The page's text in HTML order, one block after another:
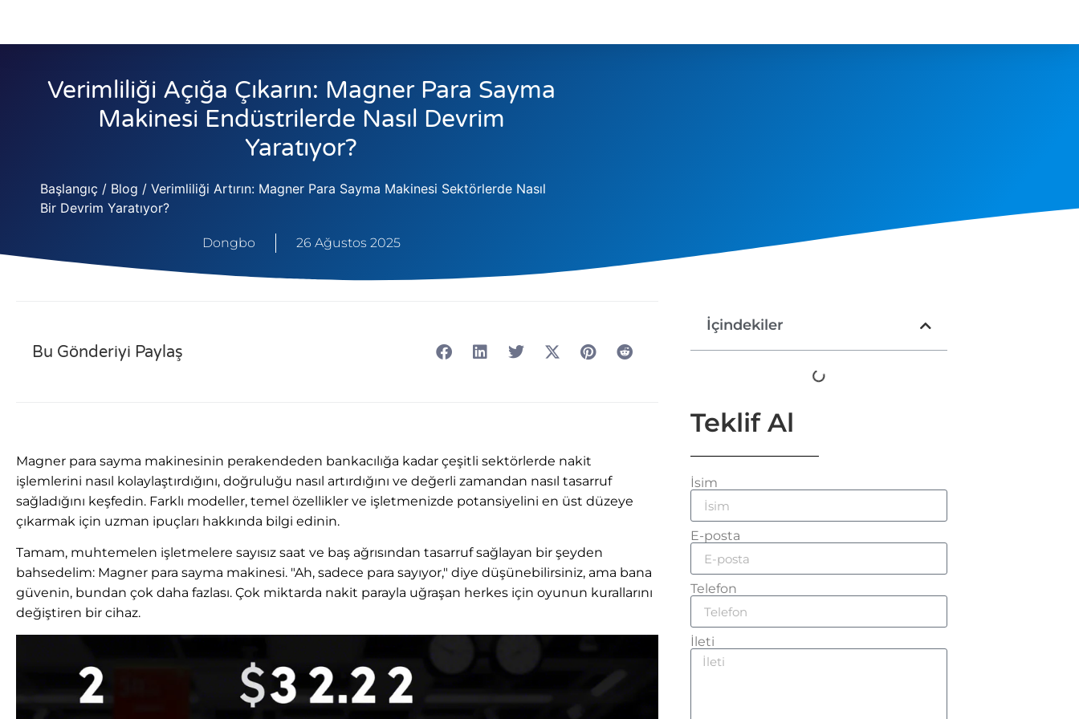
Verimliliği Açığa Çıkarın: Magner Para Sayma
Makinesi Endüstrilerde Nasıl Devrim
Yaratıyor?
Başlangıç / Blog / Verimliliği Artırın: Magner Para Sayma Makinesi Sektörlerde Nasıl
Bir Devrim Yaratıyor?
Dongbo 26 Ağustos 2025
Bu Gönderiyi Paylaş
Magner para sayma makinesinin perakendeden bankacılığa kadar çeşitli sektörlerde nakit
işlemlerini nasıl kolaylaştırdığını, doğruluğu nasıl artırdığını ve değerli zamandan nasıl tasarruf
sağladığını keşfedin. Farklı modeller, temel özellikler ve işletmenizde potansiyelini en üst düzeye
çıkarmak için uzman ipuçları hakkında bilgi edinin.
Tamam, muhtemelen işletmelere sayısız saat ve baş ağrısından tasarruf sağlayan bir şeyden
bahsedelim: Magner para sayma makinesi. "Ah, sadece para sayıyor," diye düşünebilirsiniz, ama bana
güvenin, bundan çok daha fazlası. Çok miktarda nakit parayla uğraşan herkes için oyunun kurallarını
değiştiren bir cihaz.
İçindekiler
Teklif Al
İsim
E-posta
Telefon
İleti